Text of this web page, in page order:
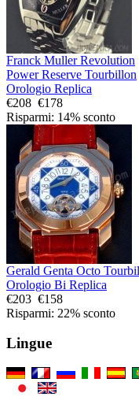
Franck Muller Revolution
Power Reserve Tourbillon
Orologio Replica
€208 €178
Risparmi: 14% sconto
Gerald Genta Octo
Orologio Bi Replica
€203 €158
Risparmi: 22% sconto
Lingue